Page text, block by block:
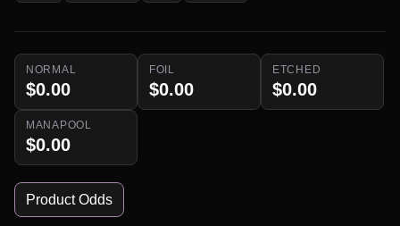
NORMAL
$0.00
FOIL
$0.00
ETCHED
$0.00
MANAPOOL
$0.00
Product Odds